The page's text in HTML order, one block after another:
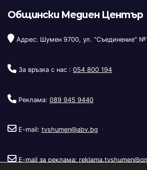
Общински Медиен Център
Адрес: Шумен 9700, ул. "Съединение"
За връзка с нас : 054 800 194
Реклама: 089 945 9440
E-mail: tvshumen@abv.bg
E-mail за реклама: